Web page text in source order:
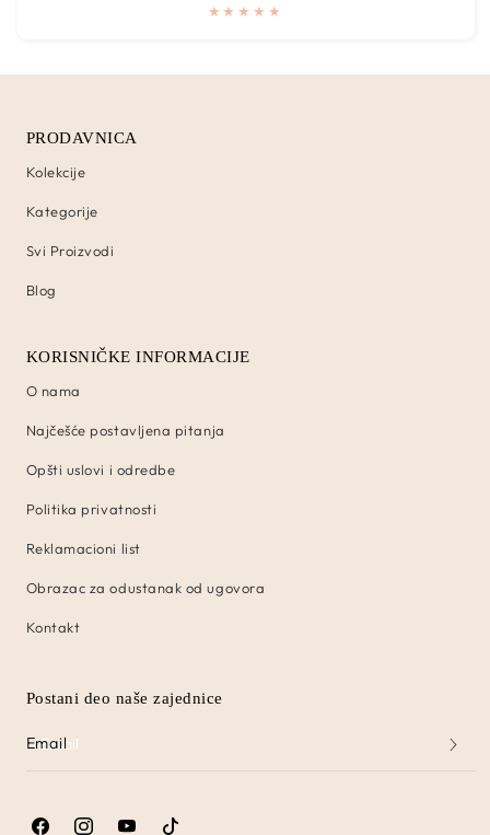
PRODAVNICA
Kolekcije
Kategorije
Svi Proizvodi
Blog
KORISNIČKE INFORMACIJE
O nama
Najčešće postavljena pitanja
Opšti uslovi i odredbe
Politika privatnosti
Reklamacioni list
Obrazac za odustanak od ugovora
Kontakt
Postani deo naše zajednice
Email